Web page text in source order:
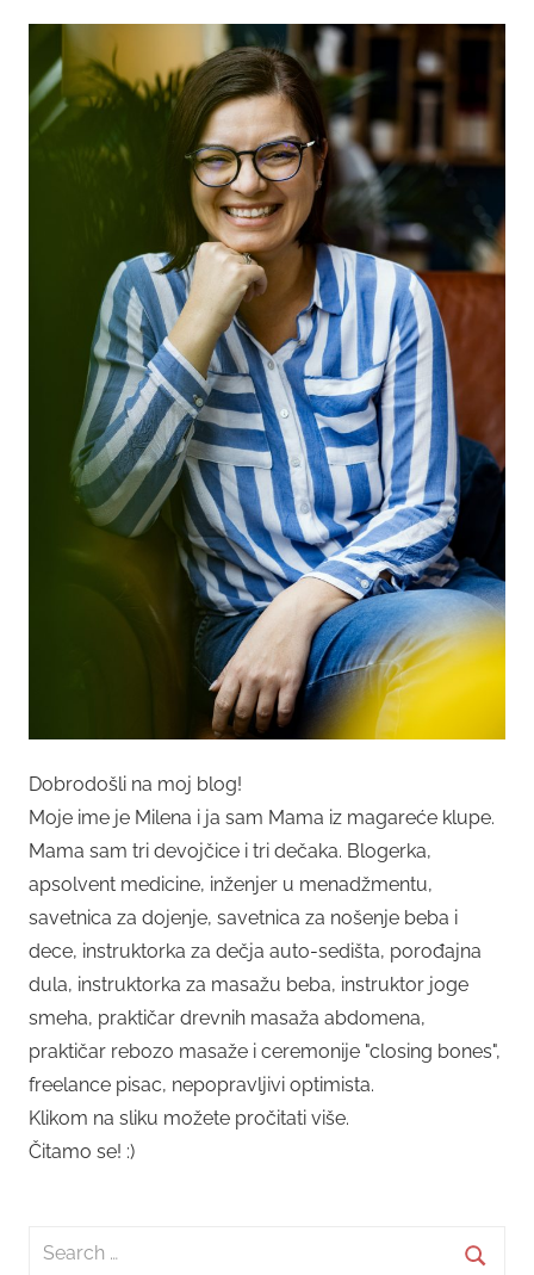
Dobrodošli na moj blog!
Moje ime je Milena i ja sam Mama iz magareće klupe.
Mama sam tri devojčice i tri dečaka. Blogerka,
apsolvent medicine, inženjer u menadžmentu,
savetnica za dojenje, savetnica za nošenje beba i
dece, instruktorka za dečja auto-sedišta, porođajna
dula, instruktorka za masažu beba, instruktor joge
smeha, praktičar drevnih masaža abdomena,
praktičar rebozo masaže i ceremonije "closing bones",
freelance pisac, nepopravljivi optimista.
Klikom na sliku možete pročitati više.
Čitamo se! :)
Search